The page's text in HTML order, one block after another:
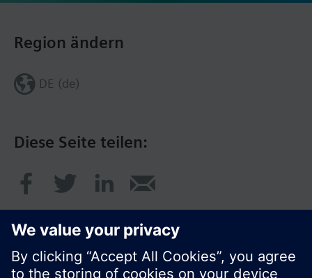
Diese Seite teilen:
Region ändern
DE (de)